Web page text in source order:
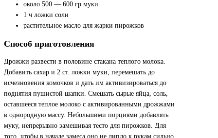
около 500 — 600 гр муки
1 ч ложки соли
растительное масло для жарки пирожков
Способ приготовления
Дрожжи развести в половине стакана теплого молока.
Добавить сахар и 2 ст. ложки муки, перемешать до
исчезновения комочков и дать им активизироваться до
поднятия пушистой шапки. Смешать сырые яйца, соль,
оставшееся теплое молоко с активированными дрожжами
в однородную массу. Небольшими порциями добавлять
муку, непрерывно замешивая тесто для пирожков. Для
того, чтобы в начале замеса оно не липло к рукам сильно,